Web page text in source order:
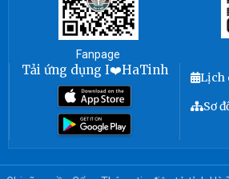
Fanpage
Tải ứng dụng I❤️HaTinh
Lịch
Sơ